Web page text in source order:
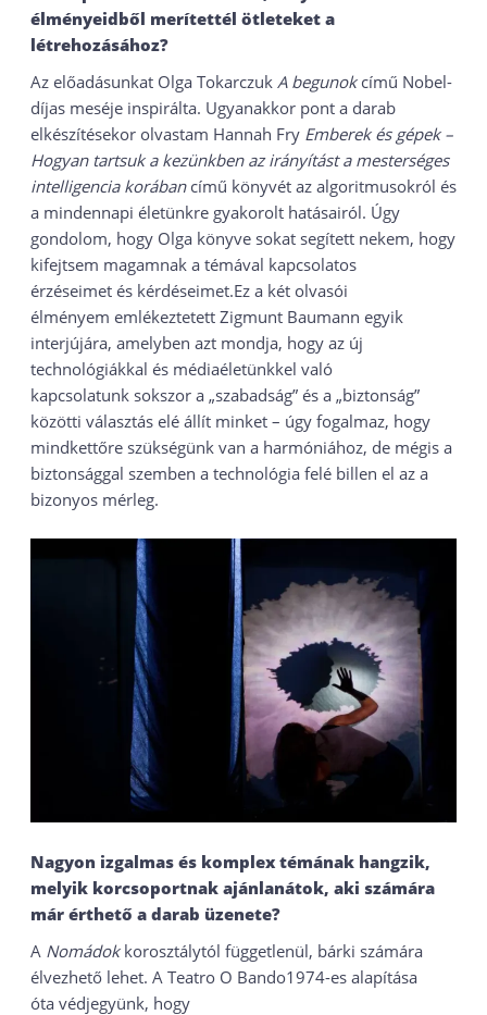
élményeidből merítettél ötleteket a
létrehozásához?
Az előadásunkat Olga Tokarczuk A begunokcímű Nobel-
díjas meséje inspirálta. Ugyanakkor pont a darab
elkészítésekor olvastam Hannah Fry Emberek és gépek –
Hogyan tartsuk a kezünkben az irányítást a mesterséges
intelligencia korábancímű könyvét az algoritmusokról és
a mindennapi életünkre gyakorolt hatásairól. Úgy
gondolom, hogy Olga könyve sokat segített nekem, hogy
kifejtsem magamnak a témával kapcsolatos
érzéseimet és kérdéseimet.Ez a két olvasói
élményem emlékeztetett Zigmunt Baumann egyik
interjújára, amelyben azt mondja, hogy az új
technológiákkal és médiaéletünkkel való
kapcsolatunk sokszor a „szabadság” és a „biztonság”
közötti választás elé állít minket – úgy fogalmaz, hogy
mindkettőre szükségünk van a harmóniához, de mégis a
biztonsággal szemben a technológia felé billen el az a
bizonyos mérleg.
Nagyon izgalmas és komplex témának hangzik,
melyik korcsoportnak ajánlanátok, aki számára
már érthető a darab üzenete?
A Nomádokkorosztálytól függetlenül, bárki számára
élvezhető lehet. A Teatro O Bando1974-es alapítása
óta védjegyünk, hogy